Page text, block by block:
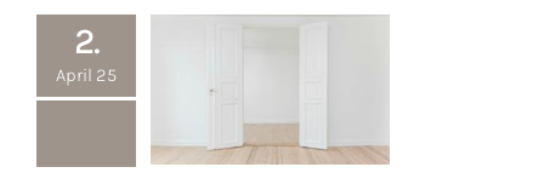
2.
April 25